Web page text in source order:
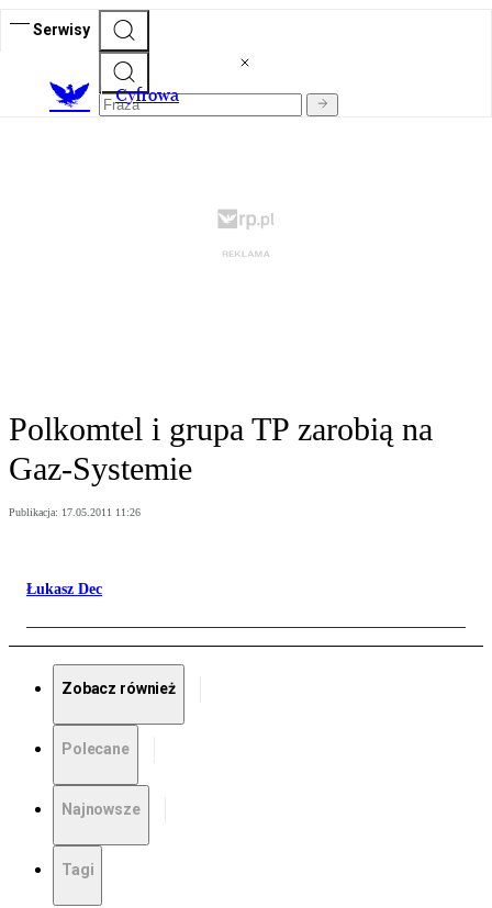
Serwisy
Cyfrowa
Polkomtel i grupa TP zarobią na
Gaz-Systemie
Publikacja: 17.05.2011 11:26
Łukasz Dec
Zobacz również
Polecane
Najnowsze
Tagi